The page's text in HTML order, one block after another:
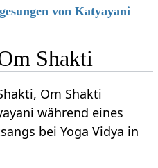
von Katyayani
Shakti
Om Shakti
während eines
bei Yoga Vidya in